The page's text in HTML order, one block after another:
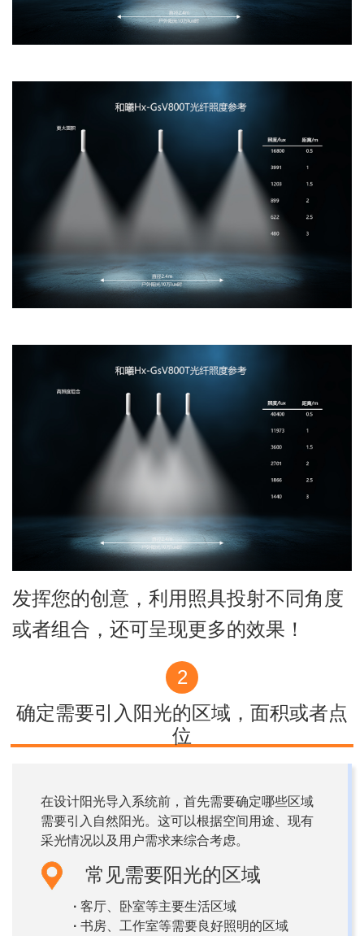
发挥您的创意，利用照具投射不同角度
或者组合，还可呈现更多的效果！
2
确定需要引入阳光的区域，面积或者点
位
在设计阳光导入系统前，首先需要确定哪些区域
需要引入自然阳光。这可以根据空间用途、现有
采光情况以及用户需求来综合考虑。
常见需要阳光的区域
· 客厅、卧室等主要生活区域
· 书房、工作室等需要良好照明的区域